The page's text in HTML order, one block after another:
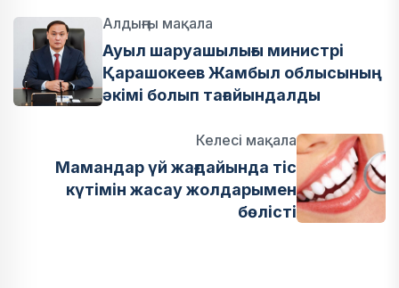
Алдыңғы мақала
Ауыл шаруашылығы министрі
Қарашокеев Жамбыл облысының
әкімі болып тағайындалды
Келесі мақала
Мамандар үй жағдайында тіс
күтімін жасау жолдарымен
бөлісті